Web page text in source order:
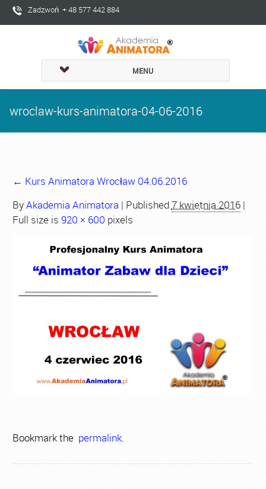
Zadzwoń + 48 577 442 884
MENU
wroclaw-kurs-animatora-04-06-2016
← Kurs Animatora Wrocław 04.06.2016
ByAkademia Animatora | Published7 kwietnia 2016|
Full size is 920 × 600 pixels
Bookmark thepermalink.